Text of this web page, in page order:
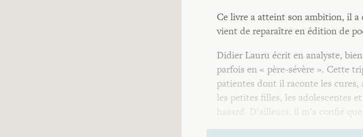
Ce livre a atteint son ambition, il a
vient de reparaître en édition de
Didier Lauru écrit en analyste,
parfois en « père-sévère ». Cette
patientes dont il raconte les
les petites filles, les adolescentes
hasard. D’ailleurs, il m’a confié